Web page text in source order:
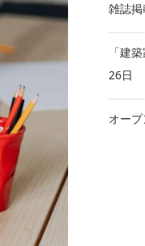
雑誌掲
「建
26日
オー